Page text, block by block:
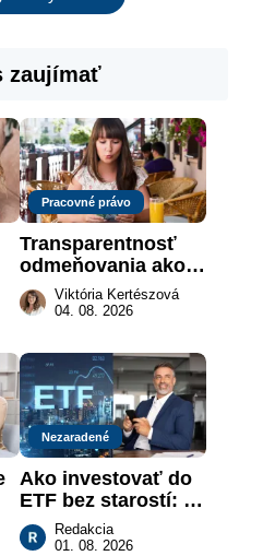
zaujímať
Pracovné právo
Transparentnosť
odmeňovania ako
právna povinnosť:
revolúcia na
práce
Viktória Kertészová
04. 08. 2026
Nezaradené
Ako investovať do
ETF bez starostí:
Investičné plány,
ktoré urobia prácu
Redakcia
01. 08. 2026